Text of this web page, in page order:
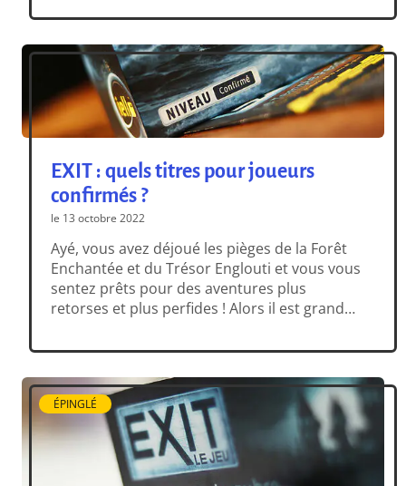
vraiment anxieux de voir comment mon fils
première […]
EXIT : quels titres pour joueurs
confirmés ?
le 13 octobre 2022
Ayé, vous avez déjoué les pièges de la Forêt
Enchantée et du Trésor Englouti et vous vous
sentez prêts pour des aventures plus
retorses et plus perfides ! Alors il est grand
EXIT niveau Confirmé, aux énigmes souvent
à faire tomber le […]
ÉPINGLÉ